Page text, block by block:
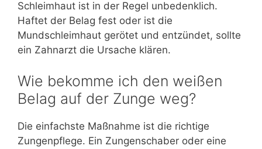
Schleimhaut ist in der Regel unbedenklich.
Haftet der Belag fest oder ist die
Mundschleimhaut gerötet und entzündet, sollte
ein Zahnarzt die Ursache klären.
Wie bekomme ich den weißen
Belag auf der Zunge weg?
Die einfachste Maßnahme ist die richtige
Zungenpflege. Ein Zungenschaber oder eine